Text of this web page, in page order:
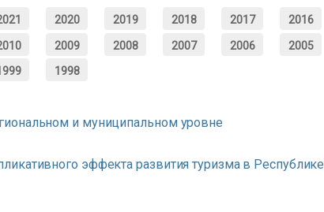
2020 2019 2018 2017 2016
2009 2008 2007 2006 2005
1998
и муниципальном уровне
эффекта развития туризма в Республике